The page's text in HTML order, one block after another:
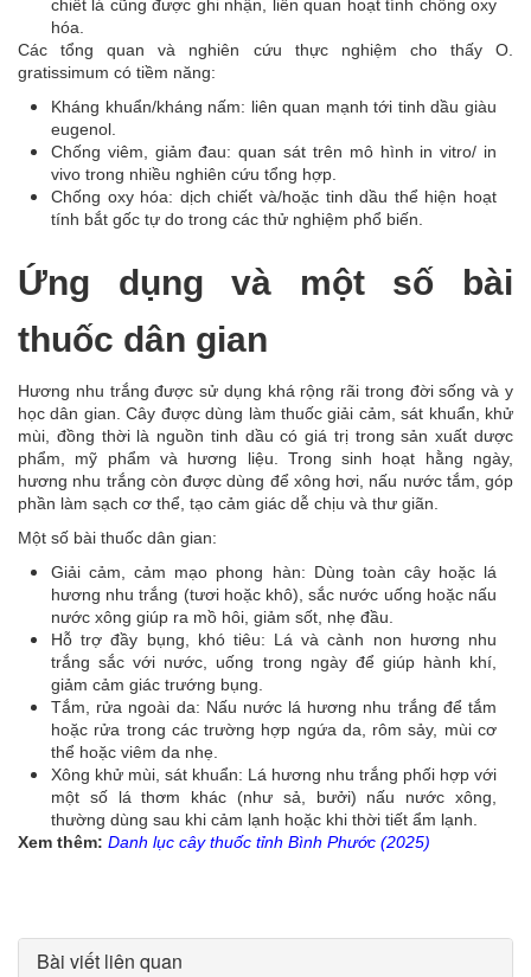
chiết lá cũng được ghi nhận, liên quan hoạt tính chống oxy
hóa.
Các tổng quan và nghiên cứu thực nghiệm cho thấy O.
gratissimum có tiềm năng:
Kháng khuẩn/kháng nấm: liên quan mạnh tới tinh dầu giàu
eugenol.
Chống viêm, giảm đau: quan sát trên mô hình in vitro/ in
vivo trong nhiều nghiên cứu tổng hợp.
Chống oxy hóa: dịch chiết và/hoặc tinh dầu thể hiện hoạt
tính bắt gốc tự do trong các thử nghiệm phổ biến.
Ứng dụng và một số bài
thuốc dân gian
Hương nhu trắng được sử dụng khá rộng rãi trong đời sống và y
học dân gian. Cây được dùng làm thuốc giải cảm, sát khuẩn, khử
mùi, đồng thời là nguồn tinh dầu có giá trị trong sản xuất dược
phẩm, mỹ phẩm và hương liệu. Trong sinh hoạt hằng ngày,
hương nhu trắng còn được dùng để xông hơi, nấu nước tắm, góp
phần làm sạch cơ thể, tạo cảm giác dễ chịu và thư giãn.
Một số bài thuốc dân gian:
Giải cảm, cảm mạo phong hàn: Dùng toàn cây hoặc lá
hương nhu trắng (tươi hoặc khô), sắc nước uống hoặc nấu
nước xông giúp ra mồ hôi, giảm sốt, nhẹ đầu.
Hỗ trợ đầy bụng, khó tiêu: Lá và cành non hương nhu
trắng sắc với nước, uống trong ngày để giúp hành khí,
giảm cảm giác trướng bụng.
Tắm, rửa ngoài da: Nấu nước lá hương nhu trắng để tắm
hoặc rửa trong các trường hợp ngứa da, rôm sảy, mùi cơ
thể hoặc viêm da nhẹ.
Xông khử mùi, sát khuẩn: Lá hương nhu trắng phối hợp với
một số lá thơm khác (như sả, bưởi) nấu nước xông,
thường dùng sau khi cảm lạnh hoặc khi thời tiết ẩm lạnh.
Xem thêm: Danh lục cây thuốc tỉnh Bình Phước (2025)
Bài viết liên quan